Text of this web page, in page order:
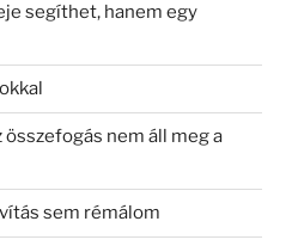
segíthet, hanem egy
összefogás nem áll meg a
sem rémálom